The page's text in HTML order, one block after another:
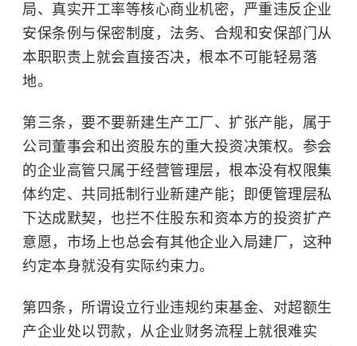
局、真实开工率等核心商业机密，严重违反企业
安保条例与保密制度，法务、合规和安保部门从
本职职责上就会直接否决，根本不可能轻易落
地。
第三条，要不要新建生产工厂、扩张产能，属于
公司董事会和出资股东的重大投资决策权。参会
的企业高管只属于经营管理层，根本没有权限集
体约定、共同抵制行业新建产能；即便管理层私
下达成默契，也拦不住股东和资本方的投资扩产
意愿，市场上也总会有其他企业入局建厂，这种
约定本身就没有实际约束力。
第四条，所谓设立行业违规约束基金、对超额生
产企业处以罚款，从企业财务流程上就很难实